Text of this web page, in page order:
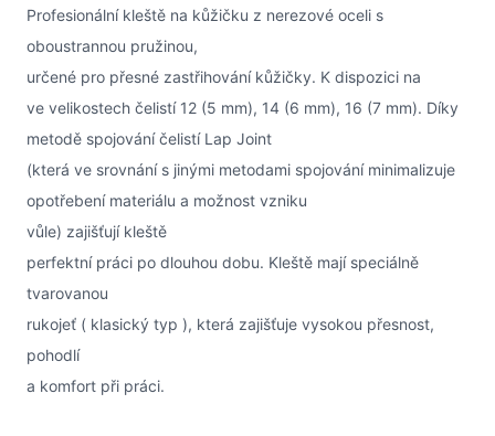
Profesionální kleště na kůžičku z nerezové oceli s
oboustrannou pružinou,
určené pro přesné zastřihování kůžičky. K dispozici na
ve velikostech čelistí 12 (5 mm), 14 (6 mm), 16 (7 mm). Díky
metodě spojování čelistí Lap Joint
(která ve srovnání s jinými metodami spojování minimalizuje
opotřebení materiálu a možnost vzniku
vůle) zajišťují kleště
perfektní práci po dlouhou dobu. Kleště mají speciálně
tvarovanou
rukojeť ( klasický typ ), která zajišťuje vysokou přesnost,
pohodlí
a komfort při práci.